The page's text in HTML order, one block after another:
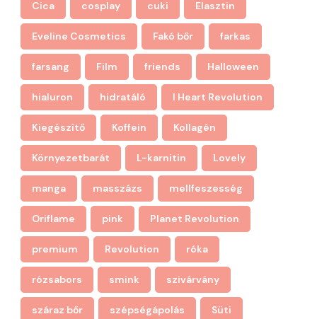
Cica cosplay cuki Elasztin
Eveline Cosmetics Fakó bőr farkas
farsang Film friends Halloween
hialuron hidratáló I Heart Revolution
Kiegészítő Koffein Kollagén
Környezetbarát L-karnitin Lovely
manga masszázs mellfeszesség
Oriflame pink Planet Revolution
premium Revolution róka
rózsabors smink szivárvány
száraz bőr szépségápolás Süti